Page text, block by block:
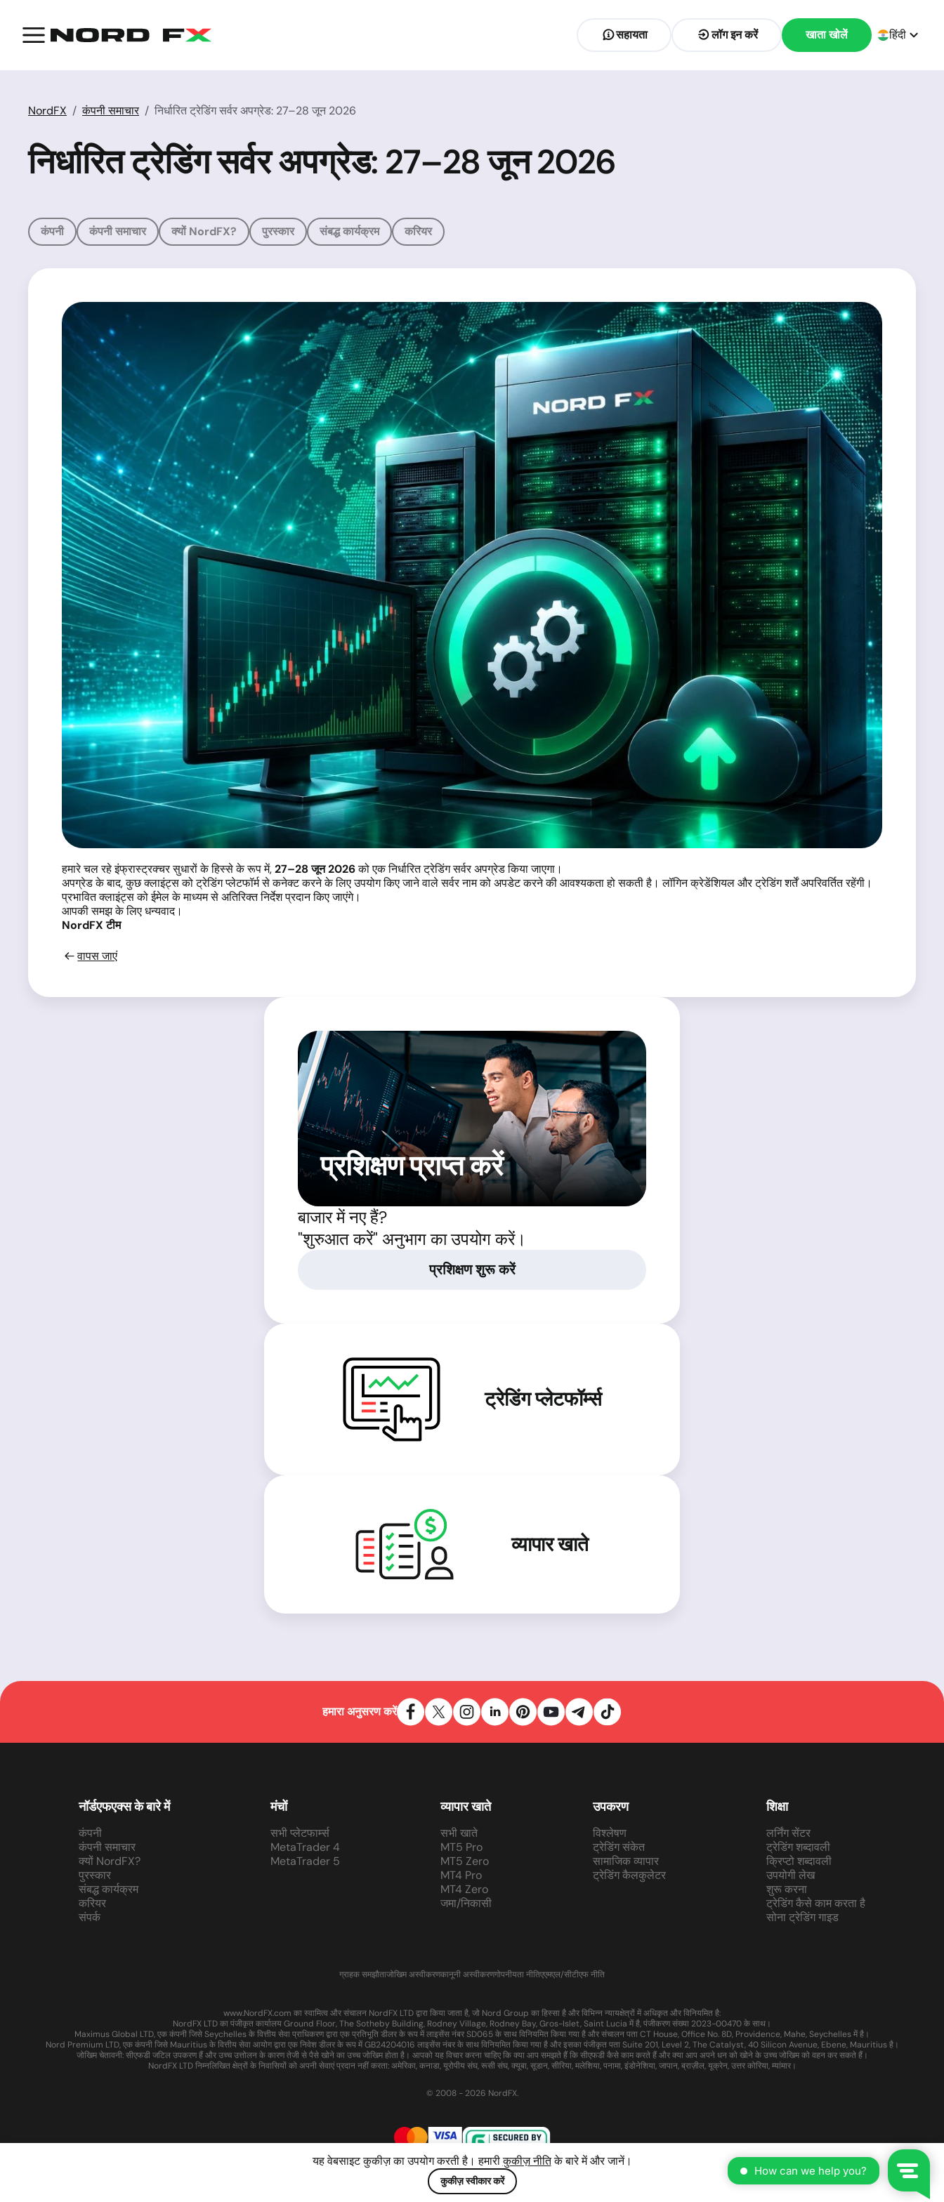
सहायता लॉग इन करें खाता खोलें हिंदी
NordFX कंपनी समाचार निर्धारित ट्रेडिंग सर्वर अपग्रेड: 27–28 जून 2026
निर्धारित ट्रेडिंग सर्वर अपग्रेड: 27–28 जून 2026
कंपनी कंपनी समाचार क्यों NordFX? पुरस्कार संबद्ध कार्यक्रम करियर
हमारे चल रहे इंफ्रास्ट्रक्चर सुधारों के हिस्से के रूप में,27–28 जून 2026को एक निर्धारित ट्रेडिंग सर्वर अपग्रेड किया जाएगा।
अपग्रेड के बाद, कुछ क्लाइंट्स को ट्रेडिंग प्लेटफॉर्म से कनेक्ट करने के लिए उपयोग किए जाने वाले सर्वर नाम को अपडेट करने की आवश्यकता हो सकती है। लॉगिन क्रेडेंशियल और ट्रेडिंग शर्तें अपरिवर्तित रहेंगी।
प्रभावित क्लाइंट्स को ईमेल के माध्यम से अतिरिक्त निर्देश प्रदान किए जाएंगे।
आपकी समझ के लिए धन्यवाद।
NordFX टीम
वापस जाएं
प्रशिक्षण प्राप्त करें
बाजार में नए हैं?
"शुरुआत करें" अनुभाग का उपयोग करें।
प्रशिक्षण शुरू करें
ट्रेडिंग प्लेटफॉर्म्स
व्यापार खाते
यह वेबसाइट कुकीज़ का उपयोग करती है। हमारीकुकीज़ नीतिके बारे में और जानें।
कुकीज़ स्वीकार करें
हमारा अनुसरण करें
नॉर्डएफएक्स के बारे में
कंपनी
कंपनी समाचार
क्यों NordFX?
पुरस्कार
संबद्ध कार्यक्रम
करियर
संपर्क
मंचों
सभी प्लेटफार्म्स
MetaTrader 4
MetaTrader 5
व्यापार खाते
सभी खाते
MT5 Pro
MT5 Zero
MT4 Pro
MT4 Zero
जमा/निकासी
उपकरण
विश्लेषण
ट्रेडिंग संकेत
सामाजिक व्यापार
ट्रेडिंग कैलकुलेटर
शिक्षा
लर्निंग सेंटर
ट्रेडिंग शब्दावली
क्रिप्टो शब्दावली
उपयोगी लेख
शुरू करना
ट्रेडिंग कैसे काम करता है
सोना ट्रेडिंग गाइड
ग्राहक समझौताजोखिम अस्वीकरणकानूनी अस्वीकरणगोपनीयता नीतिएएमएल/सीटीएफ नीति
www.NordFX.com का स्वामित्व और संचालन NordFX LTD द्वारा किया जाता है, जो Nord Group का हिस्सा है और विभिन्न न्यायक्षेत्रों में अधिकृत और विनियमित है:
NordFX LTD का पंजीकृत कार्यालय Ground Floor, The Sotheby Building, Rodney Village, Rodney Bay, Gros-Islet, Saint Lucia में है, पंजीकरण संख्या 2023-00470 के साथ।
Maximus Global LTD, एक कंपनी जिसे Seychelles के वित्तीय सेवा प्राधिकरण द्वारा एक प्रतिभूति डीलर के रूप में लाइसेंस नंबर SD065 के साथ विनियमित किया गया है और संचालन पता CT House, Office No. 8D, Providence, Mahe, Seychelles में है।
Nord Premium LTD, एक कंपनी जिसे Mauritius के वित्तीय सेवा आयोग द्वारा एक निवेश डीलर के रूप में GB24204016 लाइसेंस नंबर के साथ विनियमित किया गया है और इसका पंजीकृत पता Suite 201, Level 2, The Catalyst, 40 Silicon Avenue, Ebene, Mauritius है।
जोखिम चेतावनी: सीएफडी जटिल उपकरण हैं और उच्च उत्तोलन के कारण तेजी से पैसे खोने का उच्च जोखिम होता है। आपको यह विचार करना चाहिए कि क्या आप समझते हैं कि सीएफडी कैसे काम करते हैं और क्या आप अपने धन को खोने के उच्च जोखिम को वहन कर सकते हैं।
NordFX LTD निम्नलिखित क्षेत्रों के निवासियों को अपनी सेवाएं प्रदान नहीं करता: अमेरिका, कनाडा, यूरोपीय संघ, रूसी संघ, क्यूबा, सूडान, सीरिया, मलेशिया, पनामा, इंडोनेशिया, जापान, ब्राज़ील, यूक्रेन, उत्तर कोरिया, म्यांमार।
© 2008 - 2026 NordFX.